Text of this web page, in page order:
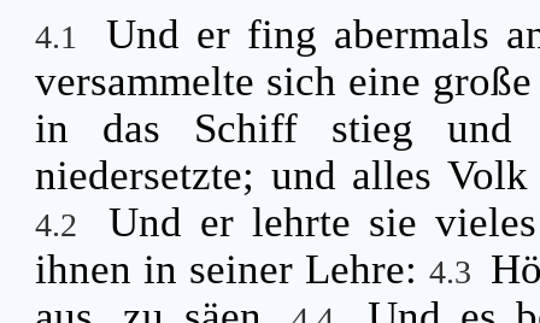
4.1
Und er fing abermals
versammelte sich eine
in das Schiff stieg und
niedersetzte; und alles
4.2
Und er lehrte sie
ihnen in seiner Lehre:4.3